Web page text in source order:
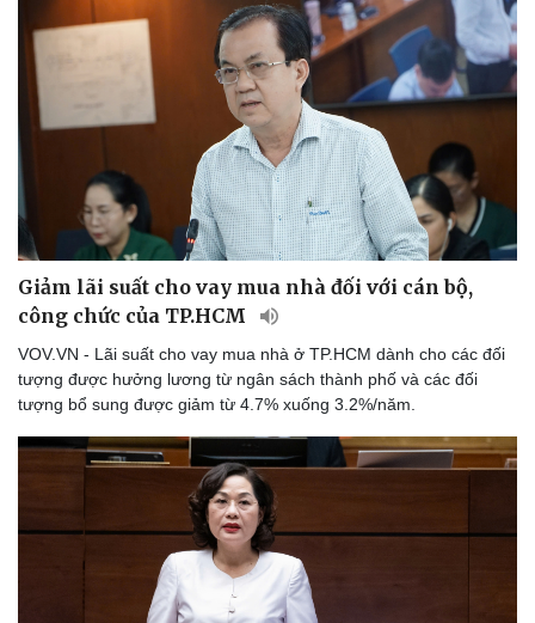
Giảm lãi suất cho vay mua nhà đối với cán bộ,
công chức của TP.HCM
VOV.VN - Lãi suất cho vay mua nhà ở TP.HCM dành cho các đối
tượng được hưởng lương từ ngân sách thành phố và các đối
tượng bổ sung được giảm từ 4.7% xuống 3.2%/năm.